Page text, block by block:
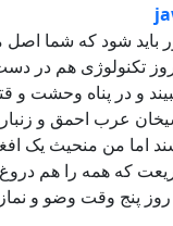
باید شود که شما
تکنولوژی هم در
و در پناه وحشت و
عرب احمق و
اما من منحیث یک
که همه را هم
پنج وقت وضو و